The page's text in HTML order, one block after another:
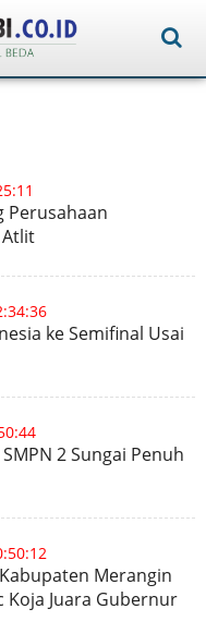
Perusahaan
ke Semifinal Usai
2 Sungai Penuh
Merangin
Koja Juara Gubernur